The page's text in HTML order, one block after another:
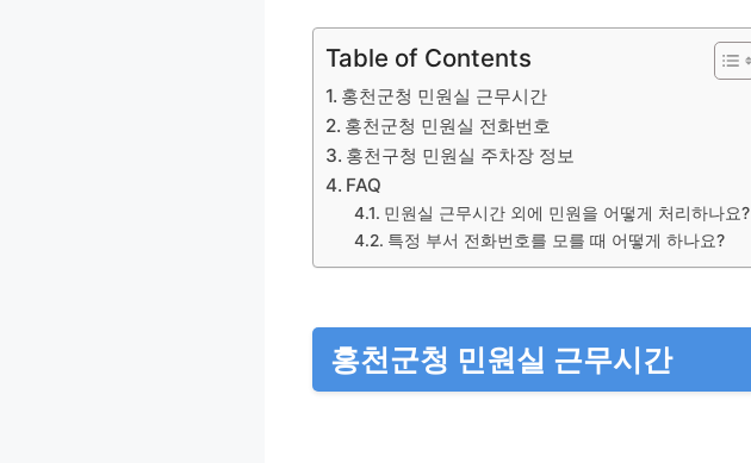
Table of Contents
홍천군청 민원실 근무시간
홍천군청 민원실 전화번호
홍천구청 민원실 주차장 정보
FAQ
민원실 근무시간 외에 민원을 어떻게 처리하나요?
특정 부서 전화번호를 모를 때 어떻게 하나요?
홍천군청 민원실 근무시간